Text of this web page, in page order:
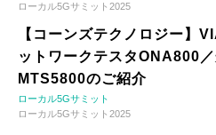
ローカル5Gサミット2025
【コーンズテクノロジー
ットワークテスタONA800
MTS5800のご紹介
ローカル5Gサミット
ローカル5Gサミット2025